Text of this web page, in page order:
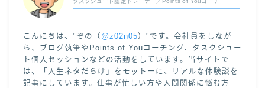
こんにちは、"ぞの（ @z02n05）"です。会社員をしなが
ら、ブログ執筆やPoints of Youコーチング、タスクシュー
ト個人セッションなどの活動をしています。当サイトで
は、「人生ネタだらけ」をモットーに、リアルな体験談を
記事にしています。仕事が忙しい方や人間関係に悩む方